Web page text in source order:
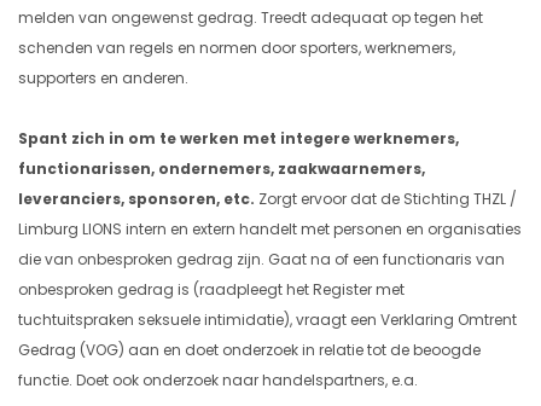
melden van ongewenst gedrag. Treedt adequaat op tegen het
schenden van regels en normen door sporters, werknemers,
supporters en anderen.
Spant zich in om te werken met integere werknemers,
functionarissen, ondernemers, zaakwaarnemers,
leveranciers, sponsoren, etc. Zorgt ervoor dat de Stichting THZL /
Limburg LIONS intern en extern handelt met personen en organisaties
die van onbesproken gedrag zijn. Gaat na of een functionaris van
onbesproken gedrag is (raadpleegt het Register met
tuchtuitspraken seksuele intimidatie), vraagt een Verklaring Omtrent
Gedrag (VOG) aan en doet onderzoek in relatie tot de beoogde
functie. Doet ook onderzoek naar handelspartners, e.a.